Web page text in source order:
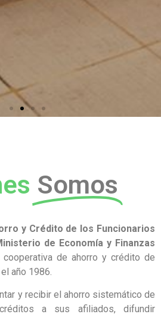
Somos
y Crédito de los Funcionarios
de Economía y Finanzas
cooperativa de ahorro y crédito de
año 1986.
y recibir el ahorro sistemático de
a sus afiliados, difundir